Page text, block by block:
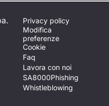
Privacy policy
Modifica
preferenze
Cookie
Faq
Lavora con noi
SA8000Phishing
Whistleblowing